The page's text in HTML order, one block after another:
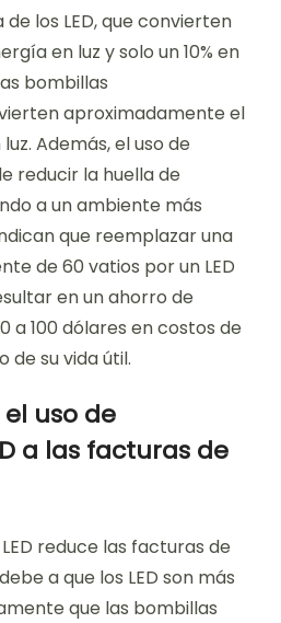
los LED, que convierten
en luz y solo un 10% en
bombillas
aproximadamente el
Además, el uso de
reducir la huella de
a un ambiente más
que reemplazar una
de 60 vatios por un LED
en un ahorro de
a 100 dólares en costos de
de su vida útil.
uso de
a las facturas de
reduce las facturas de
a que los LED son más
que las bombillas